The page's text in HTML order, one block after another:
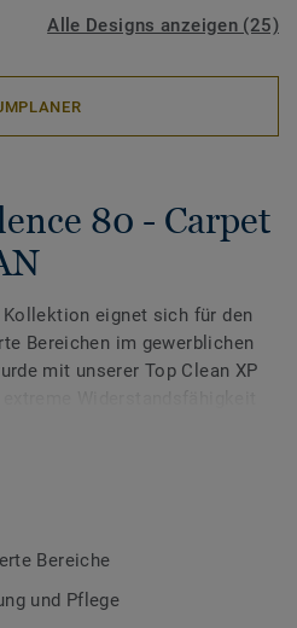
Alle Designs anzeigen (25)
80 - Carpet
eignet sich für den
Bereichen im gewerblichen
mit unserer Top Clean XP
ausgestattet und ist
Bereiche
und Pflege